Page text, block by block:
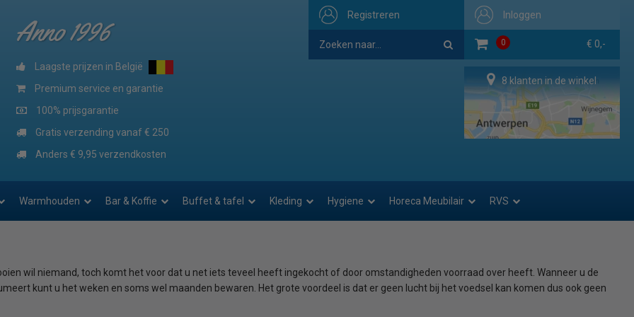
Inloggen
0 € 0,-
Registreren
Anno 1996
Laagste prijzen in België
Premium service en garantie
100% prijsgarantie
Gratis verzending vanaf € 250
Anders € 9,95 verzendkosten
8 klanten in de winkel
Warmhouden Bar & Koffie Buffet & tafel Kleding Hygiene Horeca Meubilair RVS
wil niemand, toch komt het voor dat u net iets teveel heeft ingekocht of door omstandigheden voorraad over heeft. Wanneer u de
kunt u het weken en soms wel maanden bewaren. Het grote voordeel is dat er geen lucht bij het voedsel kan komen dus ook geen
de producten langzaam garen in een sous vide of na opening van het vacuüm op de traditionele manier bereiden. U dient wel speciale